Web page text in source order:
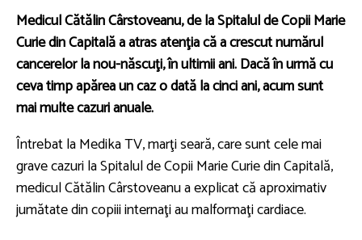
Medicul Cătălin Cârstoveanu, de la Spitalul de Copii Marie
Curie din Capitală a atras atenţia că a crescut numărul
cancerelor la nou-născuţi, în ultimii ani. Dacă în urmă cu
ceva timp apărea un caz o dată la cinci ani, acum sunt
mai multe cazuri anuale.
Întrebat la Medika TV, marţi seară, care sunt cele mai
grave cazuri la Spitalul de Copii Marie Curie din Capitală,
medicul Cătălin Cârstoveanu a explicat că aproximativ
jumătate din copiii internaţi au malformaţi cardiace.